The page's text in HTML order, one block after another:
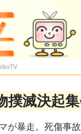
撲滅決起
が暴走。死傷事